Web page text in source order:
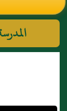
النووي